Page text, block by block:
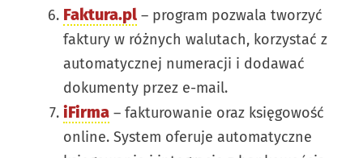
Faktura.pl – program pozwala tworzyć
faktury w różnych walutach, korzystać z
automatycznej numeracji i dodawać
dokumenty przez e-mail.
iFirma – fakturowanie oraz księgowość
online. System oferuje automatyczne